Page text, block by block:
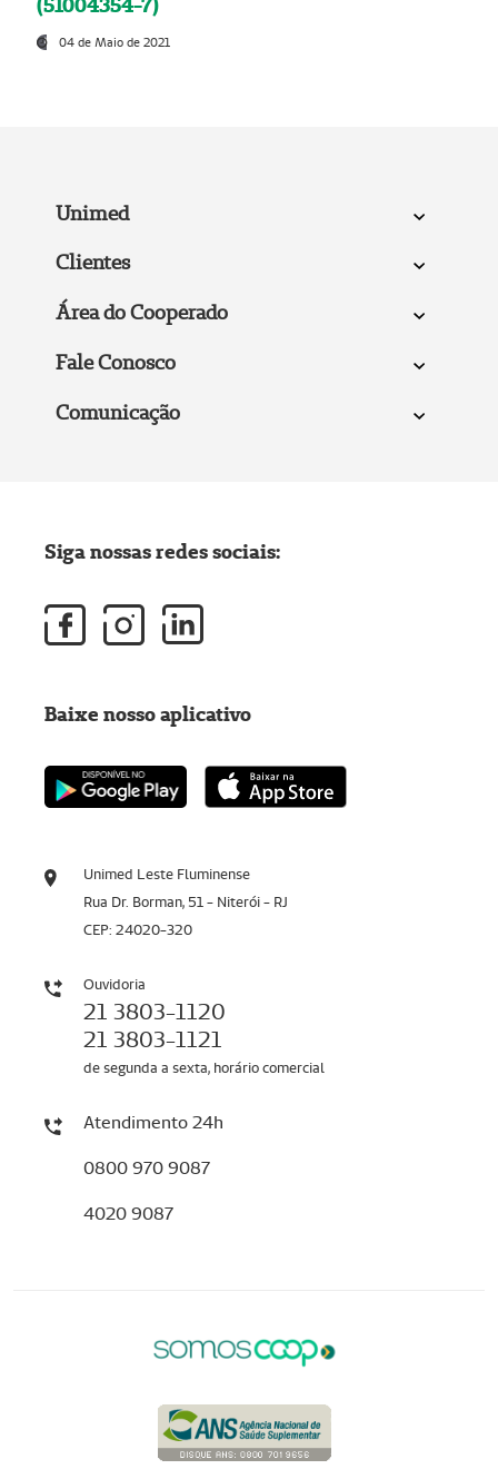
04 de Maio de 2021
Unimed
Clientes
Área do Cooperado
Fale Conosco
Comunicação
Unimed Leste Fluminense
Rua Dr. Borman, 51 - Niterói - RJ
CEP: 24020-320
Ouvidoria
21 3803-1120
21 3803-1121
de segunda a sexta, horário comercial
Atendimento 24h
0800 970 9087
4020 9087
Siga nossas redes sociais:
Baixe nosso aplicativo